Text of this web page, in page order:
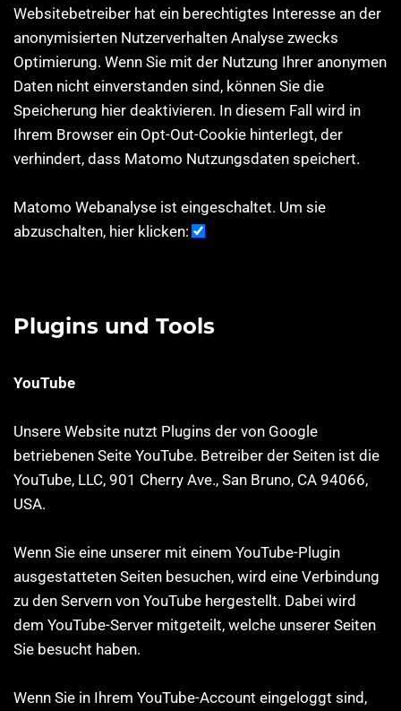
Websitebetreiber hat ein berechtigtes Interesse an der
anonymisierten Nutzerverhalten Analyse zwecks
Optimierung. Wenn Sie mit der Nutzung Ihrer anonymen
Daten nicht einverstanden sind, können Sie die
Speicherung hier deaktivieren. In diesem Fall wird in
Ihrem Browser ein Opt-Out-Cookie hinterlegt, der
verhindert, dass Matomo Nutzungsdaten speichert.
Matomo Webanalyse ist eingeschaltet. Um sie
abzuschalten, hier klicken:
Plugins und Tools
YouTube
Unsere Website nutzt Plugins der von Google
betriebenen Seite YouTube. Betreiber der Seiten ist die
YouTube, LLC, 901 Cherry Ave., San Bruno, CA 94066,
USA.
Wenn Sie eine unserer mit einem YouTube-Plugin
ausgestatteten Seiten besuchen, wird eine Verbindung
zu den Servern von YouTube hergestellt. Dabei wird
dem YouTube-Server mitgeteilt, welche unserer Seiten
Sie besucht haben.
Wenn Sie in Ihrem YouTube-Account eingeloggt sind,